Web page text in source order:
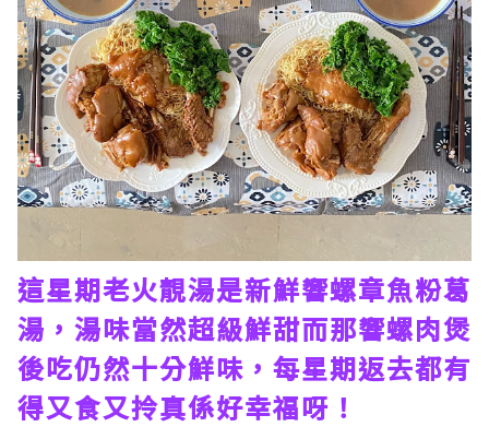
這星期老火靚湯是新鮮響螺章魚粉葛
湯，湯味當然超級鮮甜而那響螺肉煲
後吃仍然十分鮮味，每星期返去都有
得又食又拎真係好幸福呀！